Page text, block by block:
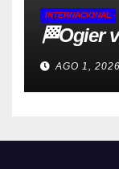
INTERNACIONAL
🏁Ogier
AGO 1, 2026